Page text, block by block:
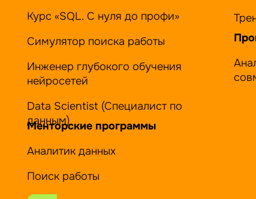
Курс «SQL. С нуля до профи»
Симулятор поиска работы
Инженер глубокого обучения
нейросетей
Data Scientist (Специалист по
данным)
Менторские программы
Аналитик данных
Поиск работы